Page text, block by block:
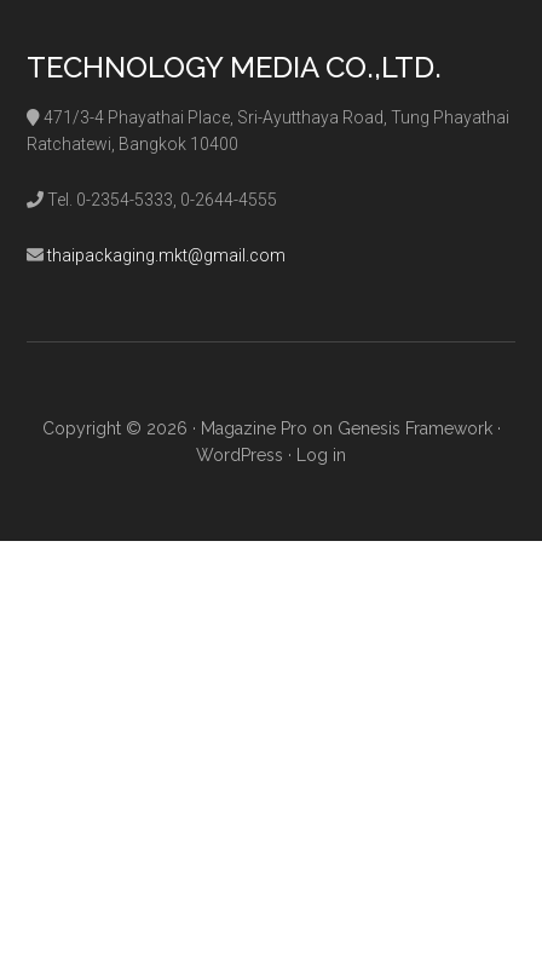
TECHNOLOGY MEDIA CO.,LTD.
471/3-4 Phayathai Place, Sri-Ayutthaya Road, Tung Phayathai
Ratchatewi, Bangkok 10400
Tel. 0-2354-5333, 0-2644-4555
thaipackaging.mkt@gmail.com
Copyright © 2026 · Magazine Pro on Genesis Framework·
WordPress · Log in